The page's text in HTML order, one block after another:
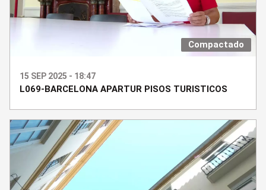
Compactado
15 SEP 2025 - 18:47
L069-BARCELONA APARTUR PISOS TURISTICOS